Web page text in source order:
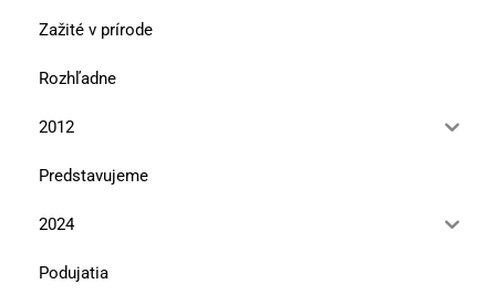
Zažité v prírode
Rozhľadne
2012
Predstavujeme
2024
Podujatia